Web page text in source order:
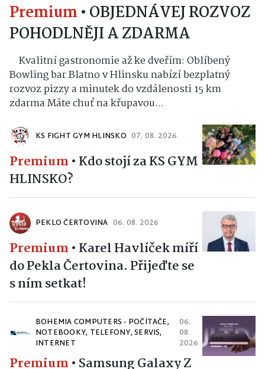
Premium • OBJEDNÁVEJ ROZVOZ
POHODLNĚJI A ZDARMA
Kvalitní gastronomie až ke dveřím: Oblíbený
Bowling bar Blatno v Hlinsku nabízí bezplatný
rozvoz pizzy a minutek do vzdálenosti 15 km
zdarma Máte chuť na křupavou...
KS FIGHT GYM HLINSKO 07. 08. 2026
Premium • Kdo stojí za KS GYM
HLINSKO?
PEKLO ČERTOVINA 06. 08. 2026
Premium • Karel Havlíček míří
do Pekla Čertovina. Přijeďte se
s ním setkat!
BOHEMIA COMPUTERS - POČÍTAČE,
NOTEBOOKY, TELEFONY, SERVIS,
INTERNET
06.
08.
2026
Premium • Samsung Galaxy Z